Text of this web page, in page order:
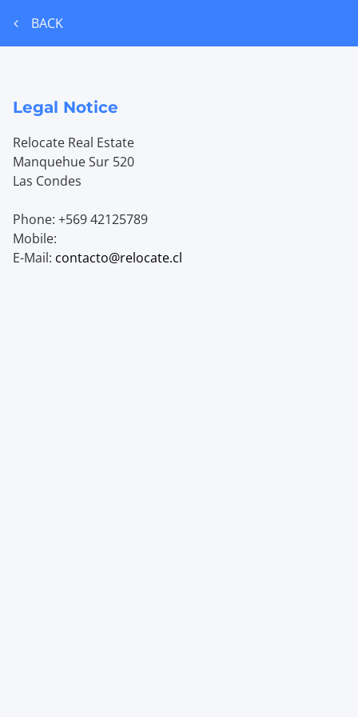
BACK
Legal Notice
Relocate Real Estate
Manquehue Sur 520
Las Condes
Phone: +569 42125789
Mobile:
E-Mail: contacto@relocate.cl